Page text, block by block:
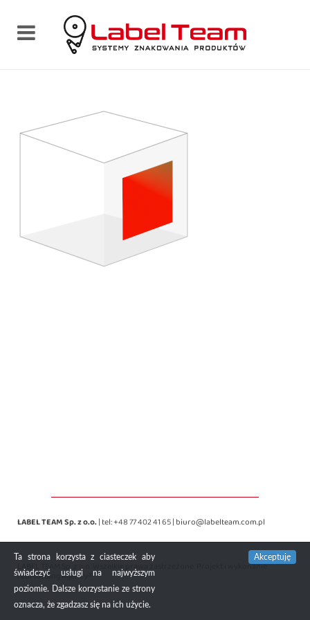
LABEL TEAM Sp. z o.o.| tel:+48 77 402 41 65|biuro@labelteam.com.pl
LABEL TEAM Sp. z o.o. Wszelkie prawa zastrzeżone. Projekt i wykonanie
redMustang Agency®
Ta strona korzysta z ciasteczek aby
świadczyć usługi na najwyższym
poziomie. Dalsze korzystanie ze strony
oznacza, że zgadzasz się na ich użycie.
Akceptuję